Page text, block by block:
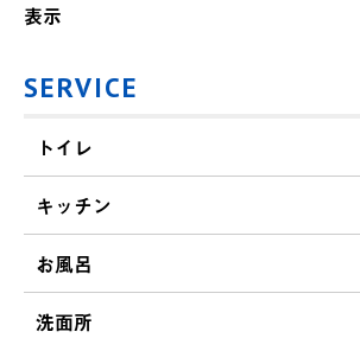
表示
SERVICE
トイレ
キッチン
お風呂
洗面所